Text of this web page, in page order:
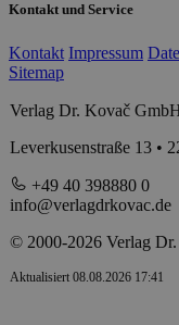
Kontakt und Service
Kontakt Impressum
Sitemap
Verlag Dr. Kovač
Leverkusenstraße 13 •
+49 40 398880 0
info@verlagdrkovac.de
© 2000-2026 Verlag
Aktualisiert 08.08.2026 17:41